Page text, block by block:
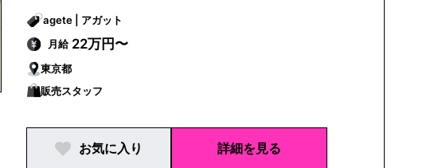
agete | アガット
月給 22万円〜
東京都
販売スタッフ
お気に入り 詳細を見る